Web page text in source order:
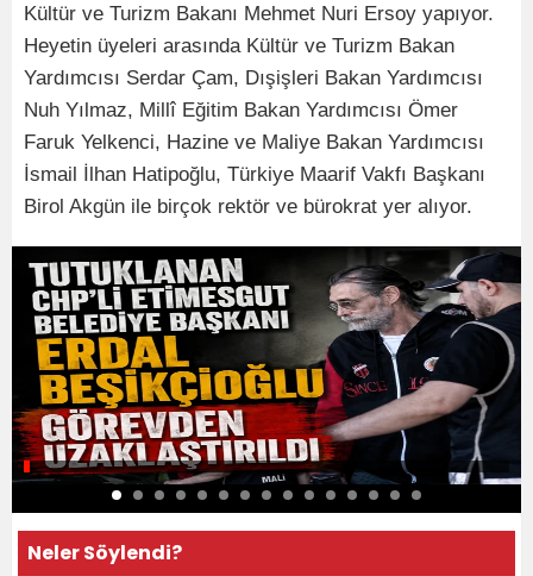
Kültür ve Turizm Bakanı Mehmet Nuri Ersoy yapıyor.
Heyetin üyeleri arasında Kültür ve Turizm Bakan
Yardımcısı Serdar Çam, Dışişleri Bakan Yardımcısı
Nuh Yılmaz, Millî Eğitim Bakan Yardımcısı Ömer
Faruk Yelkenci, Hazine ve Maliye Bakan Yardımcısı
İsmail İlhan Hatipoğlu, Türkiye Maarif Vakfı Başkanı
Birol Akgün ile birçok rektör ve bürokrat yer alıyor.
Neler Söylendi?